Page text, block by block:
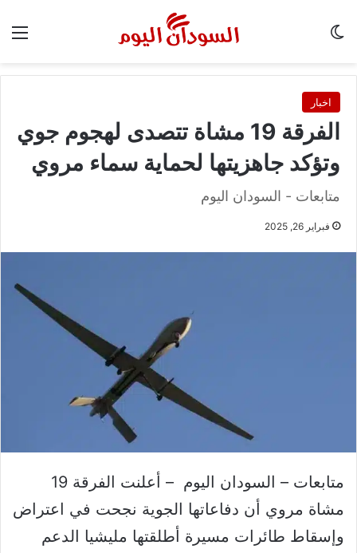
اخبار
الفرقة 19 مشاة تتصدى لهجوم جوي
وتؤكد جاهزيتها لحماية سماء مروي
متابعات - السودان اليوم
فبراير 26, 2025
متابعات – السودان اليوم – أعلنت الفرقة 19
مشاة مروي أن دفاعاتها الجوية نجحت في اعتراض
وإسقاط طائرات مسيرة أطلقتها مليشيا الدعم